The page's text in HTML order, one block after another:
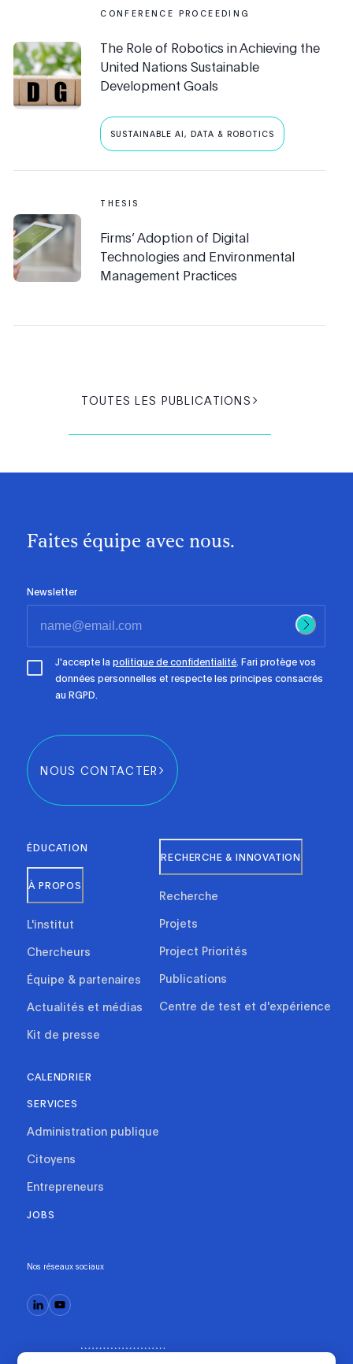
CONFERENCE PROCEEDING
The Role of Robotics in Achieving the
United Nations Sustainable
Development Goals
SUSTAINABLE AI, DATA & ROBOTICS
THESIS
Firms’ Adoption of Digital
Technologies and Environmental
Management Practices
TOUTES LES PUBLICATIONS
Faites équipe avec nous.
Newsletter
J'accepte lapolitique de confidentialité. Fari protège vos
données personnelles et respecte les principes consacrés
au RGPD.
NOUS CONTACTER
ÉDUCATION
À PROPOS
L'institut
Chercheurs
Équipe & partenaires
Actualités et médias
Kit de presse
RECHERCHE & INNOVATION
Recherche
Projets
Project Priorités
Publications
Centre de test et d'expérience
CALENDRIER
SERVICES
Administration publique
Citoyens
Entrepreneurs
JOBS
Nos réseaux sociaux